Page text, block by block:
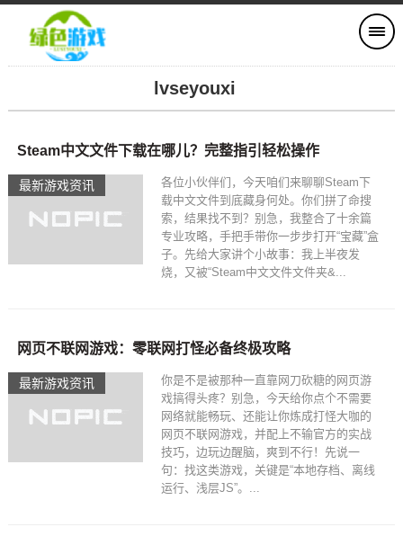
lvseyouxi
最新游戏资讯
Steam中文文件下载在哪儿？完整指引轻松操作
各位小伙伴们，今天咱们来聊聊Steam下
载中文文件到底藏身何处。你们拼了命搜
索，结果找不到？别急，我整合了十余篇
专业攻略，手把手带你一步步打开“宝藏”盒
子。先给大家讲个小故事：我上半夜发
烧，又被“Steam中文文件文件夹&...
最新游戏资讯
网页不联网游戏：零联网打怪必备终极攻略
你是不是被那种一直靠网刀砍糖的网页游
戏搞得头疼？别急，今天给你点个不需要
网络就能畅玩、还能让你炼成打怪大咖的
网页不联网游戏，并配上不输官方的实战
技巧，边玩边醒脑，爽到不行！先说一
句：找这类游戏，关键是“本地存档、离线
运行、浅层JS”。...